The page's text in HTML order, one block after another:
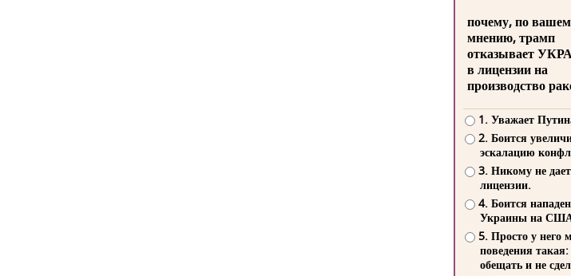
почему, по
мнению, трамп
отказывает
в лицензии на
производство
1. Уважает
2. Боится
эскалацию
3. Никому не
лицензии.
4. Боится
Украины на
5. Просто у него
поведения такая:
обещать и не